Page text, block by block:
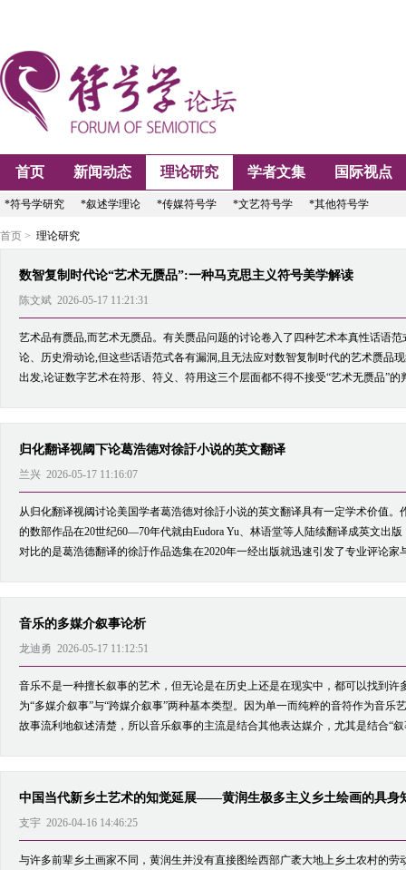
首页 新闻动态 理论研究 学者文集 国际视点
*符号学研究 *叙述学理论 *传媒符号学 *文艺符号学 *其他符号学
首页 > 理论研究
数智复制时代论“艺术无赝品”:一种马克思主义符号美学解读
陈文斌 2026-05-17 11:21:31
艺术品有赝品,而艺术无赝品。有关赝品问题的讨论卷入了四种艺术本真性话语
论、历史滑动论,但这些话语范式各有漏洞,且无法应对数智复制时代的艺术赝品
出发,论证数字艺术在符形、符义、符用这三个层面都不得不接受“艺术无赝品”的
归化翻译视阈下论葛浩德对徐訏小说的英文翻译
兰兴 2026-05-17 11:16:07
从归化翻译视阈讨论美国学者葛浩德对徐訏小说的英文翻译具有一定学术价值
的数部作品在20世纪60—70年代就由Eudora Yu、林语堂等人陆续翻译成英文出
对比的是葛浩德翻译的徐訏作品选集在2020年一经出版就迅速引发了专业评论家
音乐的多媒介叙事论析
龙迪勇 2026-05-17 11:12:51
音乐不是一种擅长叙事的艺术，但无论是在历史上还是在现实中，都可以找到
为“多媒介叙事”与“跨媒介叙事”两种基本类型。因为单一而纯粹的音符作为音乐
故事流利地叙述清楚，所以音乐叙事的主流是结合其他表达媒介，尤其是结合“
中国当代新乡土艺术的知觉延展——黄润生极多主义乡土绘画的具身
支宇 2026-04-16 14:46:25
与许多前辈乡土画家不同，黄润生并没有直接图绘西部广袤大地上乡土农村的